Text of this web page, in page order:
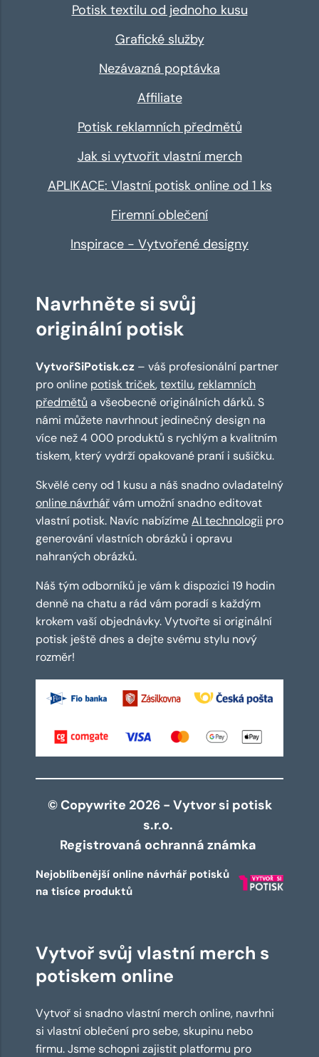
Potisk textilu od jednoho kusu
Grafické služby
Nezávazná poptávka
Affiliate
Potisk reklamních předmětů
Jak si vytvořit vlastní merch
APLIKACE: Vlastní potisk online od 1 ks
Firemní oblečení
Inspirace - Vytvořené designy
Navrhněte si svůj
originální potisk
VytvořSiPotisk.cz – váš profesionální partner
pro online potisk triček,textilu, reklamních
předmětů a všeobecně originálních dárků. S
námi můžete navrhnout jedinečný design na
více než 4 000 produktů s rychlým a kvalitním
tiskem, který vydrží opakované praní i sušičku.
Skvělé ceny od 1 kusu a náš snadno ovladatelný
online návrhářvám umožní snadno editovat
vlastní potisk. Navíc nabízímeAI technologii pro
generování vlastních obrázků i opravu
nahraných obrázků.
Náš tým odborníků je vám k dispozici 19 hodin
denně na chatu a rád vám poradí s každým
krokem vaší objednávky. Vytvořte si originální
potisk ještě dnes a dejte svému stylu nový
rozměr!
© Copywrite 2026 - Vytvor si potisk
s.r.o.
Registrovaná ochranná známka
Nejoblíbenější online návrhář potisků
na tisíce produktů
Vytvoř svůj vlastní merch s
potiskem online
Vytvoř si snadno vlastní merch online, navrhni
si vlastní oblečení pro sebe, skupinu nebo
firmu. Jsme schopni zajistit platformu pro